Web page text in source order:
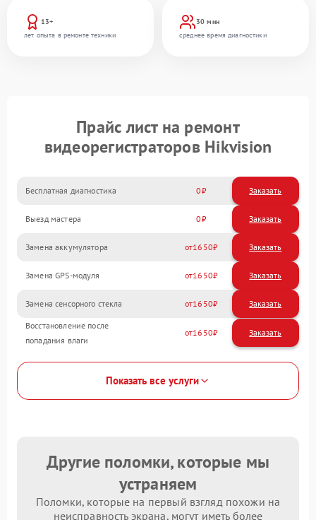
13+
лет опыта в ремонте техники
30 мин
среднее время диагностики
Прайс лист на ремонт
видеорегистраторов Hikvision
Бесплатная диагностика 0 Заказать
Выезд мастера 0 Заказать
Замена аккумулятора 1650
Замена GPS-модуля 1650
Замена сенсорного стекла 1650
Восстановление после
попадания влаги
1650
Показать все услуги
Другие поломки, которые мы
устраняем
Поломки, которые на первый взгляд похожи на
неисправность экрана, могут иметь более